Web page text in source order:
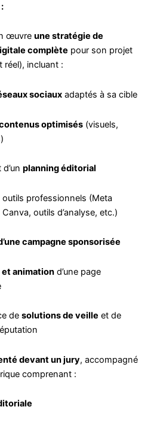
œuvreune stratégie de
complète pour son projet
réel), incluant :
sociaux adaptés à sa cible
optimisés (visuels,
d’unplanning éditorial
outils professionnels (Meta
outils d’analyse, etc.)
campagne sponsorisée
animation d’une page
desolutions de veille et de
devant un jury, accompagné
comprenant :